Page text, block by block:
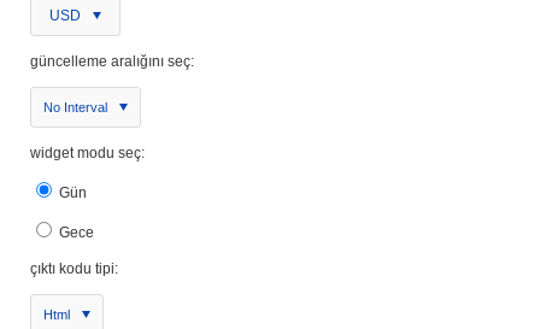
USD
güncelleme aralığını seç:
No Interval
widget modu seç:
Gün
Gece
çıktı kodu tipi:
Html